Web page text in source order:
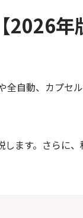
年
自動、カプセル
します。さらに